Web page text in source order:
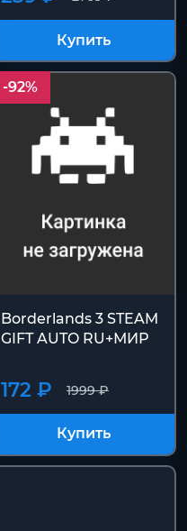
2769 ₽
239 ₽
Купить
-92%
Borderlands 3 STEAM
1999 ₽
172 ₽
Купить